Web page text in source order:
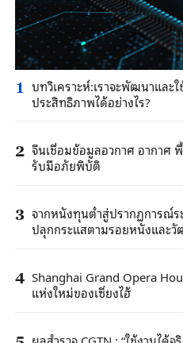
1 บทวิเคราะห์:เราจะพัฒนาแล
ประสิทธิภาพได้อย่างไร?
2 จีนเชื่อมข้อมูลอวกาศ อากาศ
รับมือภัยพิบัติ
3 จากหนังทุนต่ำสู่ปรากฏการณ์ร
ปลุกกระแสตามรอยหนังและ
4 Shanghai Grand Opera
แห่งใหม่ของเซี่ยงไฮ้